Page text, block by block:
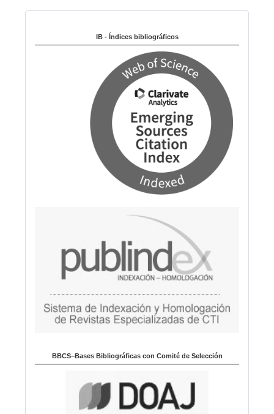
m
IB - Índices bibliográficos
BBCS–Bases Bibliográficas con Comité de Selección